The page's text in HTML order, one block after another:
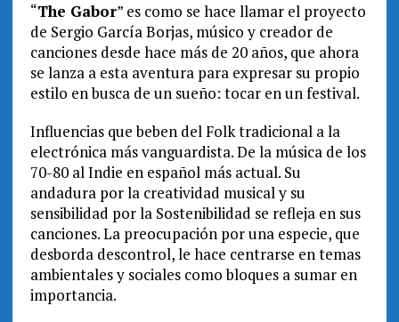
“The Gabor” es como se hace llamar el proyecto
de Sergio García Borjas, músico y creador de
canciones desde hace más de 20 años, que ahora
se lanza a esta aventura para expresar su propio
estilo en busca de un sueño: tocar en un festival.
Influencias que beben del Folk tradicional a la
electrónica más vanguardista. De la música de los
70-80 al Indie en español más actual. Su
andadura por la creatividad musical y su
sensibilidad por la Sostenibilidad se refleja en sus
canciones. La preocupación por una especie, que
desborda descontrol, le hace centrarse en temas
ambientales y sociales como bloques a sumar en
importancia.